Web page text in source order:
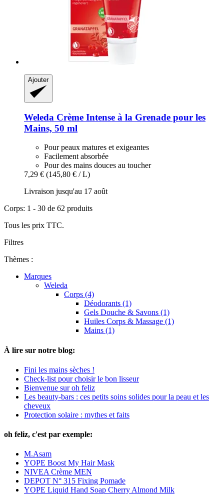
Ajouter
Weleda Crème Intense à la Grenade pour les
Mains, 50 ml
Pour peaux matures et exigeantes
Facilement absorbée
Pour des mains douces au toucher
7,29 € (145,80 € / L)
Livraison jusqu'au 17 août
Corps: 1 - 30 de 62 produits
Tous les prix TTC.
Filtres
Thèmes :
Marques
Weleda
Corps (4)
Déodorants (1)
Gels Douche & Savons (1)
Huiles Corps & Massage (1)
Mains (1)
À lire sur notre blog:
Fini les mains sèches !
Check-list pour choisir le bon lisseur
Bienvenue sur oh feliz
Les beauty-bars : ces petits soins solides pour la peau et les
cheveux
Protection solaire : mythes et faits
oh feliz, c'est par exemple:
M.Asam
YOPE Boost My Hair Mask
NIVEA Crème MEN
DEPOT N° 315 Fixing Pomade
YOPE Liquid Hand Soap Cherry Almond Milk